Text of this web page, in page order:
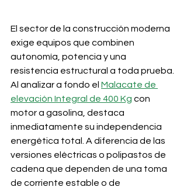
El sector de la construcción moderna
exige equipos que combinen
autonomía, potencia y una
resistencia estructural a toda prueba.
Al analizar a fondo el Malacate de
elevación Integral de 400 Kg con
motor a gasolina, destaca
inmediatamente su independencia
energética total. A diferencia de las
versiones eléctricas o polipastos de
cadena que dependen de una toma
de corriente estable o de